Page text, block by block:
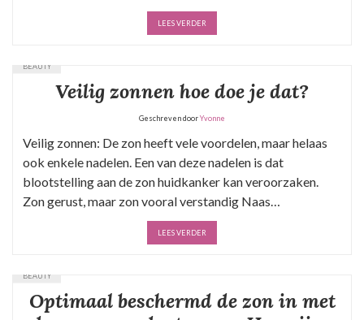
LEES VERDER
BEAUTY
Veilig zonnen hoe doe je dat?
Geschreven doorYvonne
Veilig zonnen: De zon heeft vele voordelen, maar helaas
ook enkele nadelen. Een van deze nadelen is dat
blootstelling aan de zon huidkanker kan veroorzaken.
Zon gerust, maar zon vooral verstandig Naas…
LEES VERDER
BEAUTY
Optimaal beschermd de zon in met